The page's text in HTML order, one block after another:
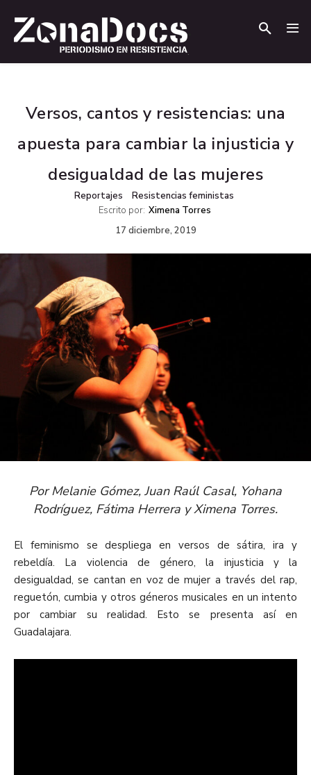
Versos, cantos y resistencias: una
apuesta para cambiar la injusticia y
desigualdad de las mujeres
Reportajes
Resistencias feministas
Escrito por: Ximena Torres
17 diciembre, 2019
Por Melanie Gómez, Juan Raúl Casal, Yohana
Rodríguez, Fátima Herrera y Ximena Torres.
El feminismo se despliega en versos de sátira, ira y
rebeldía. La violencia de género, la injusticia y la
desigualdad, se cantan en voz de mujer a través del rap,
reguetón, cumbia y otros géneros musicales en un intento
por cambiar su realidad. Esto se presenta así en
Guadalajara.